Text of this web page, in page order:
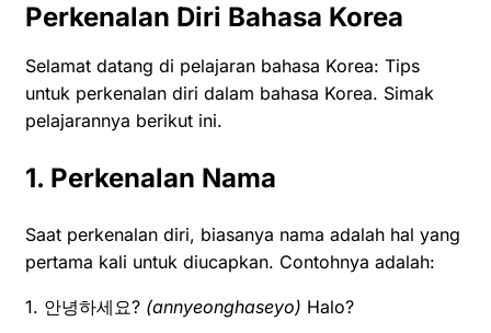
Perkenalan Diri Bahasa Korea
Selamat datang di pelajaran bahasa Korea: Tips
untuk perkenalan diri dalam bahasa Korea. Simak
pelajarannya berikut ini.
1. Perkenalan Nama
Saat perkenalan diri, biasanya nama adalah hal yang
pertama kali untuk diucapkan. Contohnya adalah:
1. 안녕하세요? (annyeonghaseyo) Halo?